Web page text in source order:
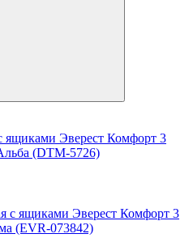
ящиками Эверест Комфорт 3
(DTM-5726)